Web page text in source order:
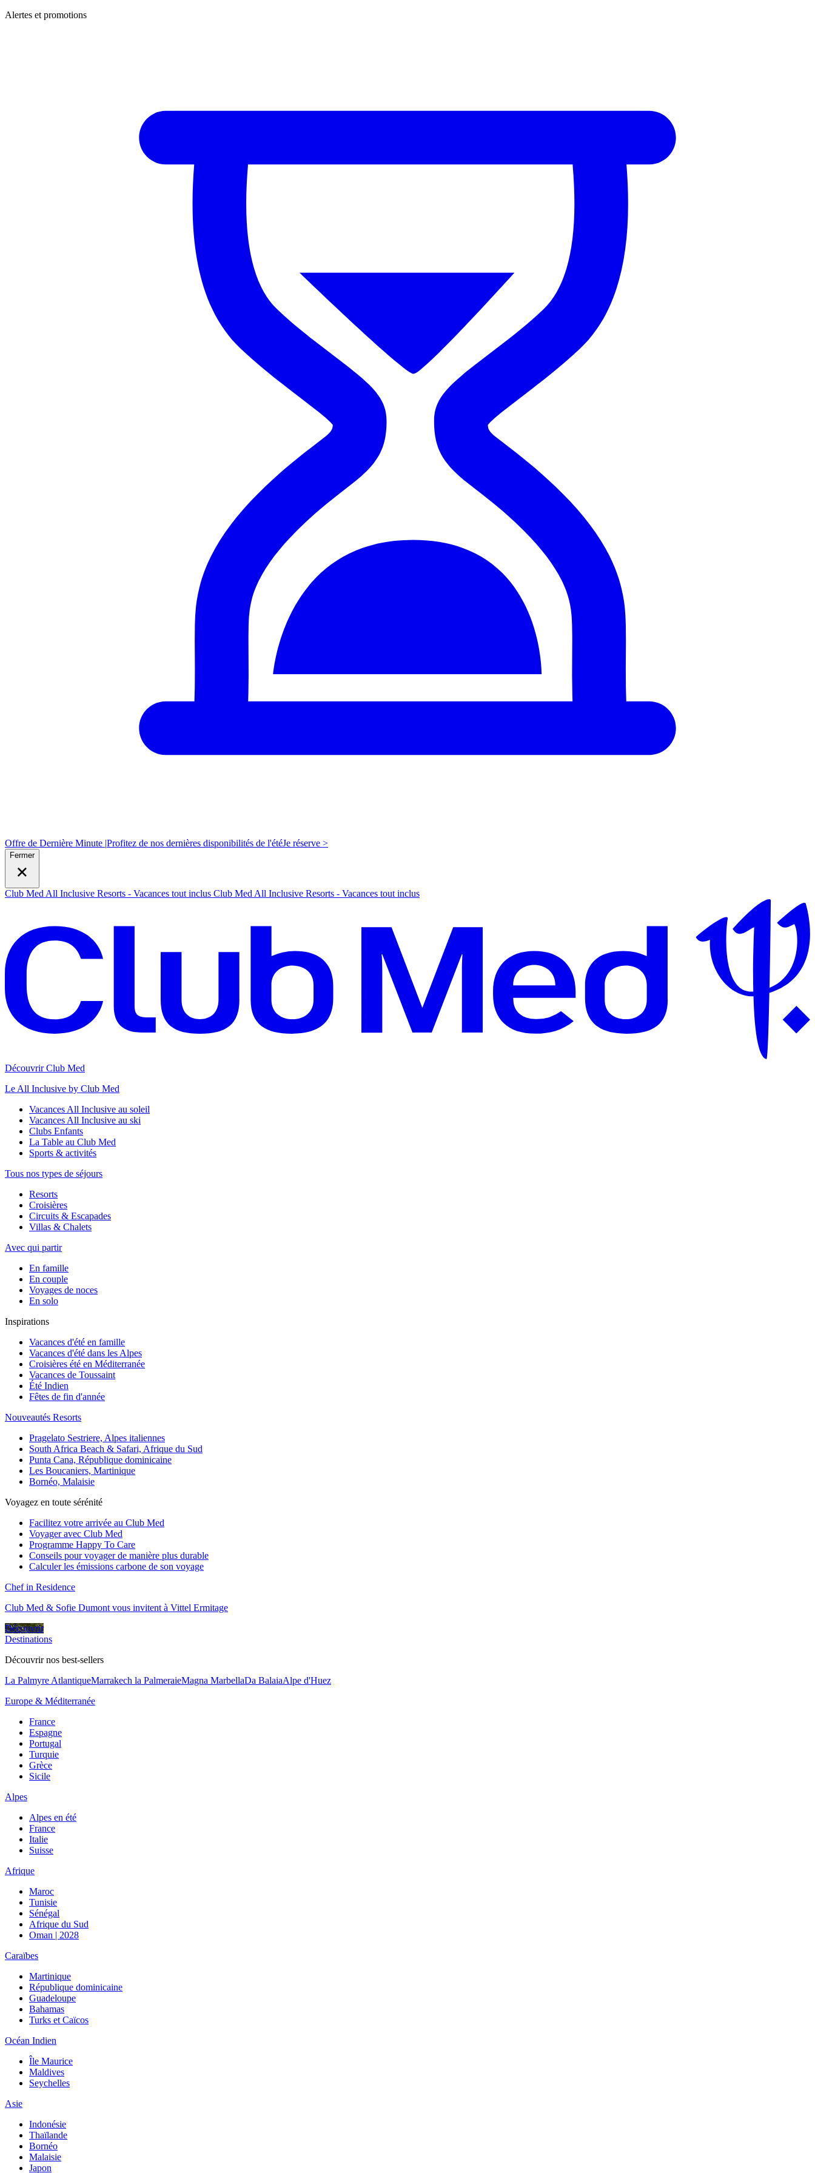
Alertes et promotions
Offre de Dernière Minute |Profitez de nos dernières disponibilités de l'étéJe réserve >
Fermer
Club Med All Inclusive Resorts - Vacances tout inclus Club Med All Inclusive Resorts - Vacances tout inclus
Découvrir Club Med
Le All Inclusive by Club Med
Vacances All Inclusive au soleil
Vacances All Inclusive au ski
Clubs Enfants
La Table au Club Med
Sports & activités
Tous nos types de séjours
Resorts
Croisières
Circuits & Escapades
Villas & Chalets
Avec qui partir
En famille
En couple
Voyages de noces
En solo
Inspirations
Vacances d'été en famille
Vacances d'été dans les Alpes
Croisières été en Méditerranée
Vacances de Toussaint
Été Indien
Fêtes de fin d'année
Nouveautés Resorts
Pragelato Sestriere, Alpes italiennes
South Africa Beach & Safari, Afrique du Sud
Punta Cana, République dominicaine
Les Boucaniers, Martinique
Bornéo, Malaisie
Voyagez en toute sérénité
Facilitez votre arrivée au Club Med
Voyager avec Club Med
Programme Happy To Care
Conseils pour voyager de manière plus durable
Calculer les émissions carbone de son voyage
Chef in Residence
Club Med & Sofie Dumont vous invitent à Vittel Ermitage
Découvrir
Destinations
Découvrir nos best-sellers
La Palmyre AtlantiqueMarrakech la PalmeraieMagna MarbellaDa BalaiaAlpe d'Huez
Europe & Méditerranée
France
Espagne
Portugal
Turquie
Grèce
Sicile
Alpes
Alpes en été
France
Italie
Suisse
Afrique
Maroc
Tunisie
Sénégal
Afrique du Sud
Oman | 2028
Caraïbes
Martinique
République dominicaine
Guadeloupe
Bahamas
Turks et Caïcos
Océan Indien
Île Maurice
Maldives
Seychelles
Asie
Indonésie
Thaïlande
Bornéo
Malaisie
Japon